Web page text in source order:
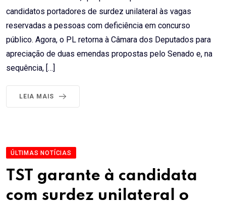
candidatos portadores de surdez unilateral às vagas
reservadas a pessoas com deficiência em concurso
público. Agora, o PL retorna à Câmara dos Deputados para
apreciação de duas emendas propostas pelo Senado e, na
sequência, […]
LEIA MAIS
ÚLTIMAS NOTÍCIAS
TST garante à candidata
com surdez unilateral o